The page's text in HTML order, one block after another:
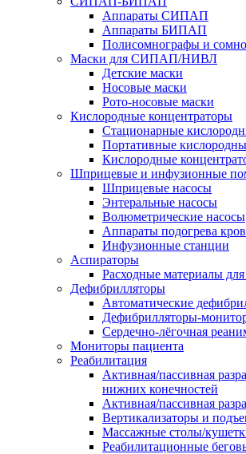
Аппараты СИПАП
Аппараты БИПАП
Полисомнографы и
Маски для СИПАП/НИВЛ
Детские маски
Носовые маски
Рото-носовые маски
Кислородные концентраторы
Стационарные
Портативные
Кислородные
Шприцевые и инфузионные
Шприцевые насосы
Энтеральные насосы
Волюметрические насосы
Аппараты подогрева
Инфузионные станции
Аспираторы
Расходные материалы
Дефибрилляторы
Автоматические
Дефибрилляторы-
Сердечно-лёгочная
Мониторы пациента
Реабилитация
Активная/пассивная
нижних конечностей
Активная/пассивная
Вертикализаторы и
Массажные столы/
Реабилитационные